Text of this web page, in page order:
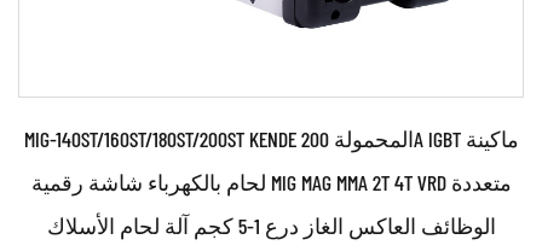
MIG-140ST/160ST/180ST/200ST KENDE المحمولة 200A IGBT ماكينة
لحام بالكهرباء شاشة رقمية MIG MAG MMA 2T 4T VRD متعددة
الوظائف العاكس الغاز درع 1-5 كجم آلة لحام الأسلاك